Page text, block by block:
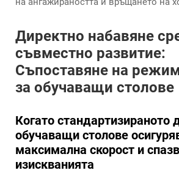
Директно набавяне
съвместно развитие:
Съпоставяне на
за обучаващи столове
Когато стандартизираното
обучаващи столове
максимална скорост и
изискванията